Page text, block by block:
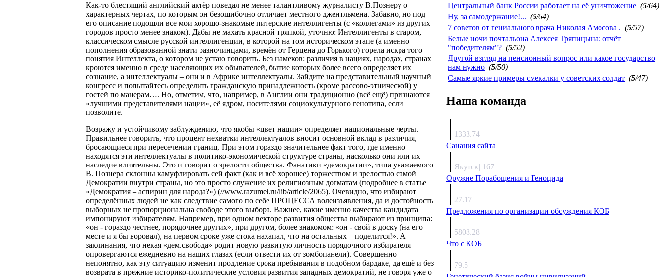
Как-то блестящий английский актёр поведал не менее талантливому журналисту В.Познеру о
характерных чертах, по которым он безошибочно отличает местного джентльмена. Забавно, но под
его описание подошли все мои хорошо-знакомые питерские интеллигенты (с «коллегами» из других
городов просто менее знаком). Дабы не махать красной тряпкой, уточню: Интеллигенты в старом,
классическом смысле русской интеллигенции, в которой на том историческом этапе (а именно
пополнения образованной знати разночинцами, времён от Герцена до Горького) горела искра того
понятия Интеллекта, о котором не устаю говорить. Без намеков: различия в нациях, народах, странах
кроются именно в среде населяющих их обывателей, бытие которых более всего определяет их
сознание, а интеллектуалы – они и в Африке интеллектуалы. Зайдите на представительный научный
конгресс и попытайтесь определить гражданскую принадлежность (кроме рассово-этнической) у
гостей по манерам…. Но, отметим, что, например, в Англии они традиционно (всё ещё) признаются
«лучшими представителями нации», её ядром, носителями социокультурного генотипа, если
позволите.
Возражу и устойчивому заблуждению, что якобы «цвет нации» определяет национальные черты.
Правильнее говорить, что процент нехватки интеллектуалов вносит основной вклад в различия,
бросающиеся при пересечении границ. При этом гораздо значительнее факт того, где именно
находятся эти интеллектуалы в политико-экономической структуре страны, насколько они или их
наследие влиятельны. Это и говорит о зрелости общества. Фанатики «демократии», типа уважаемого
В. Познера склонны камуфлировать сей факт (как и всё хорошее) торжеством и зрелостью самой
Демократии внутри страны, но это просто служение их религиозным догматам (подробнее в статье
«Демократия – аспирин для народа?») (//www.razumei.ru/lib/article/2065). Очевидно, что избирают
определённых людей не как следствие самого по себе ПРОЦЕССА волеизъявления, да и достойность
выборных не пропорциональна свободе этого выбора. Важнее, какие именно качества кандидата
импонируют избирателям. Например, при одном векторе развития общества выбирают из принципа:
«он - гораздо честнее, порядочнее других», при другом, более знакомом: «он - свой в доску (на его
месте и я бы воровал), на первом сроке уже стока нахапал, что на остальных – поделится!». А
заклинания, что некая «дем.свобода» родит новую развитую личность порядочного избирателя
опровергаются ежедневно на наших глазах (если отвести их от зомбопанели). Совершенно
непонятно, как эту ситуацию изменит продление срока пребывания в подобном бардаке, да ещё и без
возврата в прежние историко-политические условия развития западных демократий, не говоря уже о
Центральный банк России работает на её уничтожение (5/64)
Ну, за самодержание!... (5/64)
7 советов от гениального врача Николая Амосова . (5/57)
Белые ночи почтальона Алексея Тряпицына: отчёт
"победителям"? (5/52)
Другой взгляд на пенсионный вопрос или какое государство
нам нужно (5/50)
Самые яркие примеры смекалки у советских солдат (5/47)
Наша команда
1333.74
Санация сайта
Якутск| 167
Оружие Порабощения и Геноцида
27.17
Предложения по организации обсуждения КОБ
5808.28
Что с КОБ
79.5